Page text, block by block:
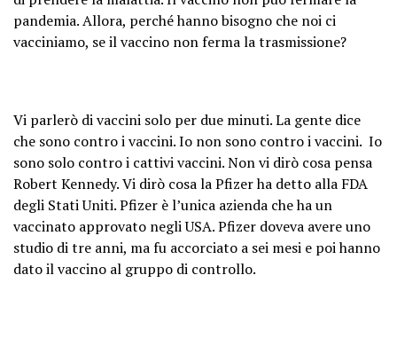
pandemia. Allora, perché hanno bisogno che noi ci
vacciniamo, se il vaccino non ferma la trasmissione?
Vi parlerò di vaccini solo per due minuti. La gente dice
che sono contro i vaccini. Io non sono contro i vaccini. Io
sono solo contro i cattivi vaccini. Non vi dirò cosa pensa
Robert Kennedy. Vi dirò cosa la Pfizer ha detto alla FDA
degli Stati Uniti. Pfizer è l’unica azienda che ha un
vaccinato approvato negli USA. Pfizer doveva avere uno
studio di tre anni, ma fu accorciato a sei mesi e poi hanno
dato il vaccino al gruppo di controllo.